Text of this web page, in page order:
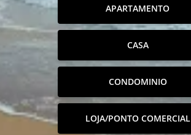
APARTAMENTO
CASA
CONDOMINIO
LOJA/PONTO COMERCIAL